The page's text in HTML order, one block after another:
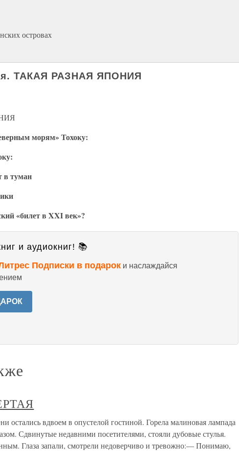
островах
ТАКАЯ РАЗНАЯ ЯПОНИЯ
морям» Тохоку:
в туман
«билет в XXI век»?
и аудиокниг! 📚
Подписки в подарок и наслаждайся
вдвоем в опустелой гостиной. Горела малиновая лампада
Сдвинутые недавними посетителями, стояли дубовые стулья.
Глаза запали, смотрели недоверчиво и тревожно:— Понимаю,